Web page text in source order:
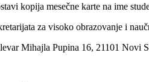
kopija mesečne karte na ime
za visoko obrazovanje i
Mihajla Pupina 16, 21101 Novi